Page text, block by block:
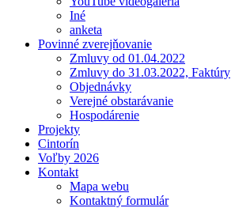
Iné
anketa
Povinné zverejňovanie
Zmluvy od 01.04.2022
Zmluvy do 31.03.2022, Faktúry
Objednávky
Verejné obstarávanie
Hospodárenie
Projekty
Cintorín
Voľby 2026
Kontakt
Mapa webu
Kontaktný formulár